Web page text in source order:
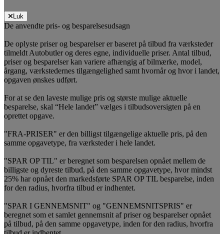
Luk
De anvendte pris- og besparelsesudsagn
De oplyste priser og besparelser er baseret på tilbud fra værksteder
tilmeldt Autobutler og deres egne, individuelle priser. Antal tilbud,
priser og besparelser kan variere afhængig af bilmærke, model,
årgang, værkstedernes tilgængelighed samt hvornår og hvor i landet,
opgaven ønskes udført.
For at se den laveste mulige pris og største mulige aktuelle
besparelse, skal “Hele landet” vælges i tilbudsoversigten på en
oprettet opgave.
"FRA-PRISER" er den billigst tilgængelige aktuelle pris, på den
samme opgavetype, fra værksteder i hele landet.
"SPAR OP TIL" er beregnet som besparelsen opnået mellem de
billigste og dyreste tilbud, på den samme opgavetype, hvor mindst
25% har opnået den markedsførte SPAR OP TIL besparelse, inden
for den radius, hvorfra tilbud er indhentet.
"SPAR I GENNEMSNIT" og "GENNEMSNITSPRIS" er
beregnet som et samlet gennemsnit af priser og besparelser opnået
på tilbud, på den samme opgavetype, inden for den radius, hvorfra